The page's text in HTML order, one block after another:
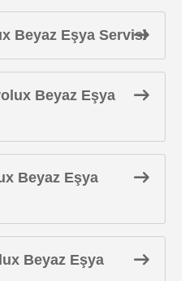
Beyaz Eşya Servisi
Beyaz Eşya
Beyaz Eşya
Beyaz Eşya